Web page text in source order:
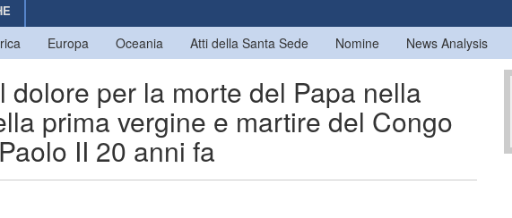
Europa Oceania Atti della Santa Sede Nomine News Analysis
dolore per la morte del Papa nella
prima vergine e martire del Congo
II 20 anni fa